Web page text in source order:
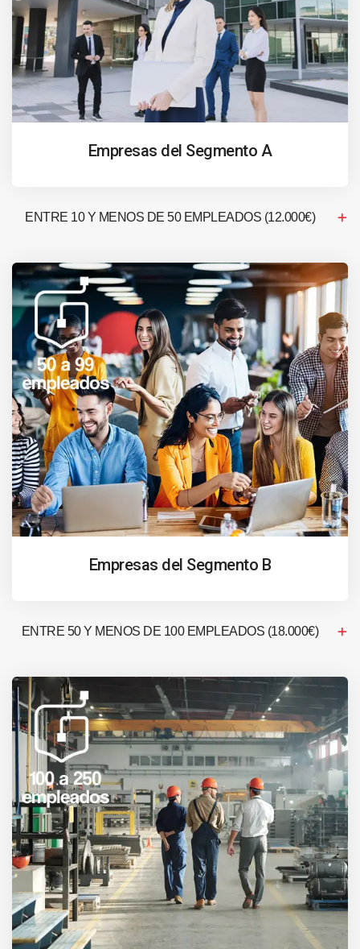
Empresas del Segmento A
ENTRE 10 Y MENOS DE 50 EMPLEADOS (12.000€)
Empresas del Segmento B
ENTRE 50 Y MENOS DE 100 EMPLEADOS (18.000€)